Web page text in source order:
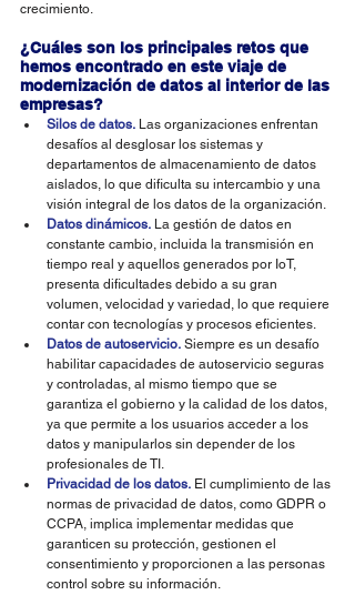
crecimiento.
¿Cuáles son los principales retos que
hemos encontrado en este viaje de
modernización de datos al interior de las
empresas?
Silos de datos. Las organizaciones enfrentan
desafíos al desglosar los sistemas y
departamentos de almacenamiento de datos
aislados, lo que dificulta su intercambio y una
visión integral de los datos de la organización.
Datos dinámicos. La gestión de datos en
constante cambio, incluida la transmisión en
tiempo real y aquellos generados por IoT,
presenta dificultades debido a su gran
volumen, velocidad y variedad, lo que requiere
contar con tecnologías y procesos eficientes.
Datos de autoservicio. Siempre es un desafío
habilitar capacidades de autoservicio seguras
y controladas, al mismo tiempo que se
garantiza el gobierno y la calidad de los datos,
ya que permite a los usuarios acceder a los
datos y manipularlos sin depender de los
profesionales de TI.
Privacidad de los datos. El cumplimiento de las
normas de privacidad de datos, como GDPR o
CCPA, implica implementar medidas que
garanticen su protección, gestionen el
consentimiento y proporcionen a las personas
control sobre su información.